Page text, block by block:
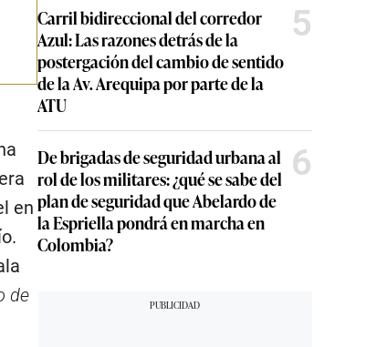
en
de
Carril bidireccional del corredor
Azul: Las razones detrás de la
postergación del cambio de sentido
de la Av. Arequipa por parte de la
ATU
5
De brigadas de seguridad urbana al
rol de los militares: ¿qué se sabe del
plan de seguridad que Abelardo de
la Espriella pondrá en marcha en
Colombia?
6